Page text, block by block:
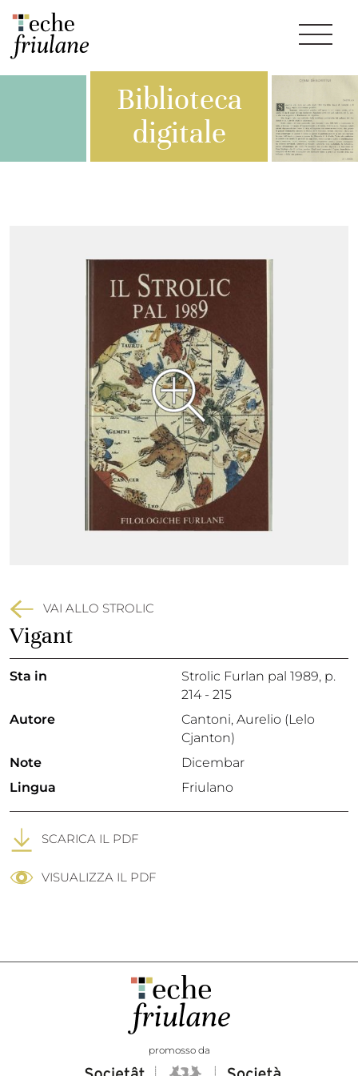
Biblioteca
digitale
VAI ALLO STROLIC
Vigant
Sta in Strolic Furlan pal 1989, p.
214 - 215
Autore
Cantoni, Aurelio (Lelo
Cjanton)
Note
Dicembar
Lingua
Friulano
SCARICA IL PDF
VISUALIZZA IL PDF
promosso da